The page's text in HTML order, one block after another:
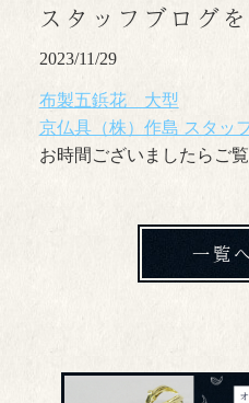
スタッフブログ
2023/11/29
布製五鋲花 大型
京仏具（株）作島 スタッ
お時間ございましたらご覧
一覧